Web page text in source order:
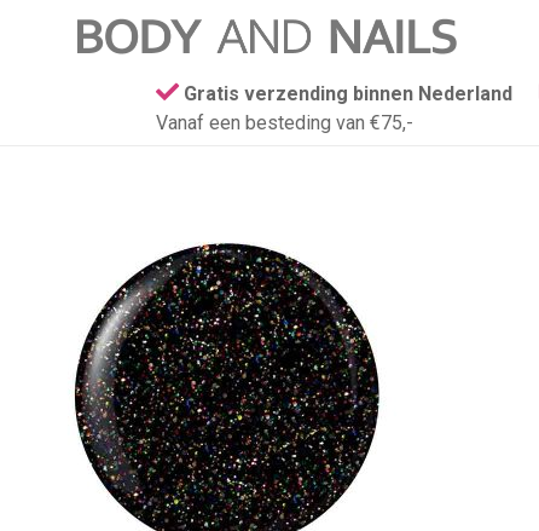
Gratis verzending binnen Nederland
Vanaf een besteding van €75,-